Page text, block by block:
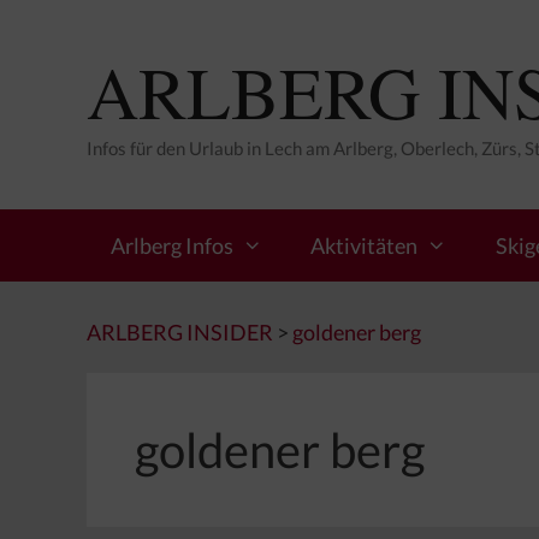
ARLBERG
Infos für den Urlaub in Lech am Arlberg, Oberlech, Zürs,
Arlberg Infos Aktivitäten
ARLBERG INSIDER > goldener berg
goldener berg